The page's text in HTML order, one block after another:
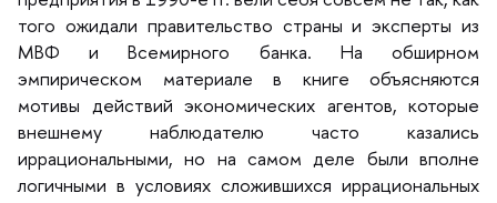
того ожидали правительство страны и эксперты из
МВФ и Всемирного банка. На обширном
эмпирическом материале в книге объясняются
мотивы действий экономических агентов, которые
нешнему наблюдателю часто казались
иррациональными, но на самом деле были вполне
логичными в условиях сложившихся иррациональных